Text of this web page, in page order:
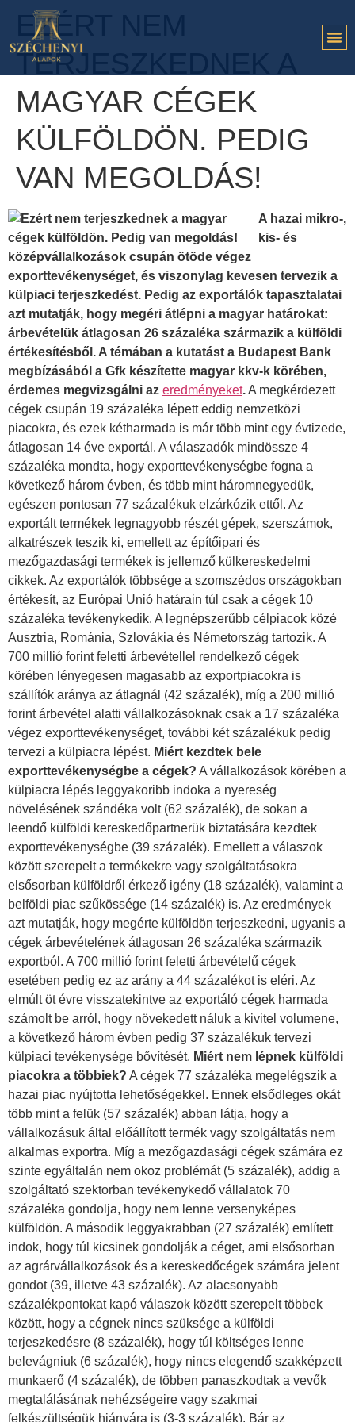
EZÉRT NEM
TERJESZKEDNEK A
MAGYAR CÉGEK
KÜLFÖLDÖN. PEDIG
VAN MEGOLDÁS!
A hazai mikro-,
kis- és
középvállalkozások csupán ötöde végez
exporttevékenységet, és viszonylag kevesen tervezik a
külpiaci terjeszkedést. Pedig az exportálók tapasztalatai
azt mutatják, hogy megéri átlépni a magyar határokat:
árbevételük átlagosan 26 százaléka származik a külföldi
értékesítésből. A témában a kutatást a Budapest Bank
megbízásából a Gfk készítette magyar kkv-k körében,
érdemes megvizsgálni az eredményeket.A megkérdezett
cégek csupán 19 százaléka lépett eddig nemzetközi
piacokra, és ezek kétharmada is már több mint egy évtizede,
átlagosan 14 éve exportál. A válaszadók mindössze 4
százaléka mondta, hogy exporttevékenységbe fogna a
következő három évben, és több mint háromnegyedük,
egészen pontosan 77 százalékuk elzárkózik ettől. Az
exportált termékek legnagyobb részét gépek, szerszámok,
alkatrészek teszik ki, emellett az építőipari és
mezőgazdasági termékek is jellemző külkereskedelmi
cikkek. Az exportálók többsége a szomszédos országokban
értékesít, az Európai Unió határain túl csak a cégek 10
százaléka tevékenykedik. A legnépszerűbb célpiacok közé
Ausztria, Románia, Szlovákia és Németország tartozik. A
700 millió forint feletti árbevétellel rendelkező cégek
körében lényegesen magasabb az exportpiacokra is
szállítók aránya az átlagnál (42 százalék), míg a 200 millió
forint árbevétel alatti vállalkozásoknak csak a 17 százaléka
végez exporttevékenységet, további két százalékuk pedig
tervezi a külpiacra lépést. Miért kezdtek bele
exporttevékenységbe a cégek? A vállalkozások körében a
külpiacra lépés leggyakoribb indoka a nyereség
növelésének szándéka volt (62 százalék), de sokan a
leendő külföldi kereskedőpartnerük biztatására kezdtek
exporttevékenységbe (39 százalék). Emellett a válaszok
között szerepelt a termékekre vagy szolgáltatásokra
elsősorban külföldről érkező igény (18 százalék), valamint a
belföldi piac szűkössége (14 százalék) is. Az eredmények
azt mutatják, hogy megérte külföldön terjeszkedni, ugyanis a
cégek árbevételének átlagosan 26 százaléka származik
exportból. A 700 millió forint feletti árbevételű cégek
esetében pedig ez az arány a 44 százalékot is eléri. Az
elmúlt öt évre visszatekintve az exportáló cégek harmada
számolt be arról, hogy növekedett náluk a kivitel volumene,
a következő három évben pedig 37 százalékuk tervezi
külpiaci tevékenysége bővítését. Miért nem lépnek külföldi
piacokra a többiek? A cégek 77 százaléka megelégszik a
hazai piac nyújtotta lehetőségekkel. Ennek elsődleges okát
több mint a felük (57 százalék) abban látja, hogy a
vállalkozásuk által előállított termék vagy szolgáltatás nem
alkalmas exportra. Míg a mezőgazdasági cégek számára ez
szinte egyáltalán nem okoz problémát (5 százalék), addig a
szolgáltató szektorban tevékenykedő vállalatok 70
százaléka gondolja, hogy nem lenne versenyképes
külföldön. A második leggyakrabban (27 százalék) említett
indok, hogy túl kicsinek gondolják a céget, ami elsősorban
az agrárvállalkozások és a kereskedőcégek számára jelent
gondot (39, illetve 43 százalék). Az alacsonyabb
százalékpontokat kapó válaszok között szerepelt többek
között, hogy a cégnek nincs szüksége a külföldi
terjeszkedésre (8 százalék), hogy túl költséges lenne
belevágniuk (6 százalék), hogy nincs elegendő szakképzett
munkaerő (4 százalék), de többen panaszkodtak a vevők
megtalálásának nehézségeire vagy szakmai
felkészültségük hiányára is (3-3 százalék). Bár az